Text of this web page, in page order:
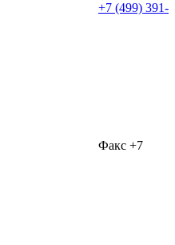
+7 (499) 391-
Факс +7